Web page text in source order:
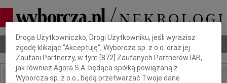
Nekrologi Odeszli Poradnik pogrzebowy
Dbamy o Twoją prywatność
Droga Użytkowniczko, Drogi Użytkowniku, jeśli wyrazisz
zgodę klikając "Akceptuję", Wyborcza sp. z o.o. oraz jej
Zaufani Partnerzy, w tym [872 ] Zaufanych Partnerów IAB,
jak również Agora S.A. będąca spółką powiązaną z
Wyborcza sp. z o.o., będą przetwarzać Twoje dane